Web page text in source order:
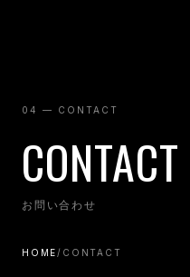
04 — CONTACT
CONTACT
お問い合わせ
HOME / CONTACT